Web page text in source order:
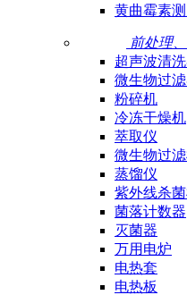
黄曲霉素
前处理
超声波清
微生物过
粉碎机
冷冻干燥机
萃取仪
微生物过
蒸馏仪
紫外线杀
菌落计数器
灭菌器
万用电炉
电热套
电热板